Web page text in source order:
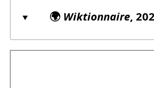
🌍 Wiktionnaire,